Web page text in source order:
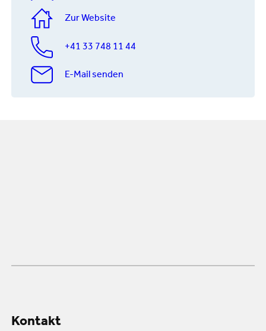
Zur Website
+41 33 748 11 44
E-Mail senden
Kontakt